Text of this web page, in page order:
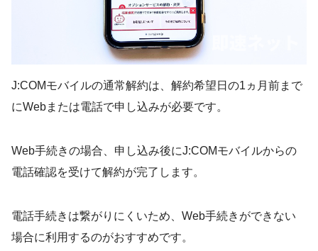
J:COMモバイルの通常解約は、解約希望日の1ヵ月前まで
にWebまたは電話で申し込みが必要です。
Web手続きの場合、申し込み後にJ:COMモバイルからの
電話確認を受けて解約が完了します。
電話手続きは繋がりにくいため、Web手続きができない
場合に利用するのがおすすめです。